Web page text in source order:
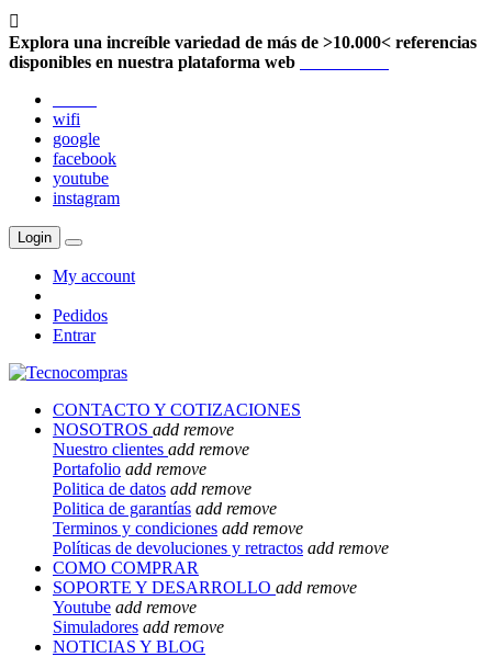

Explora una increíble variedad de más de >10.000< referencias
disponibles en nuestra plataforma web
wifi
google
facebook
youtube
instagram
Login
My account
Pedidos
Entrar
CONTACTO Y COTIZACIONES
NOSOTROS add remove
Nuestro clientes add remove
Portafolio add remove
Politica de datos add remove
Politica de garantías add remove
Terminos y condiciones add remove
Políticas de devoluciones y retractos add remove
COMO COMPRAR
SOPORTE Y DESARROLLO add remove
Youtube add remove
Simuladores add remove
NOTICIAS Y BLOG